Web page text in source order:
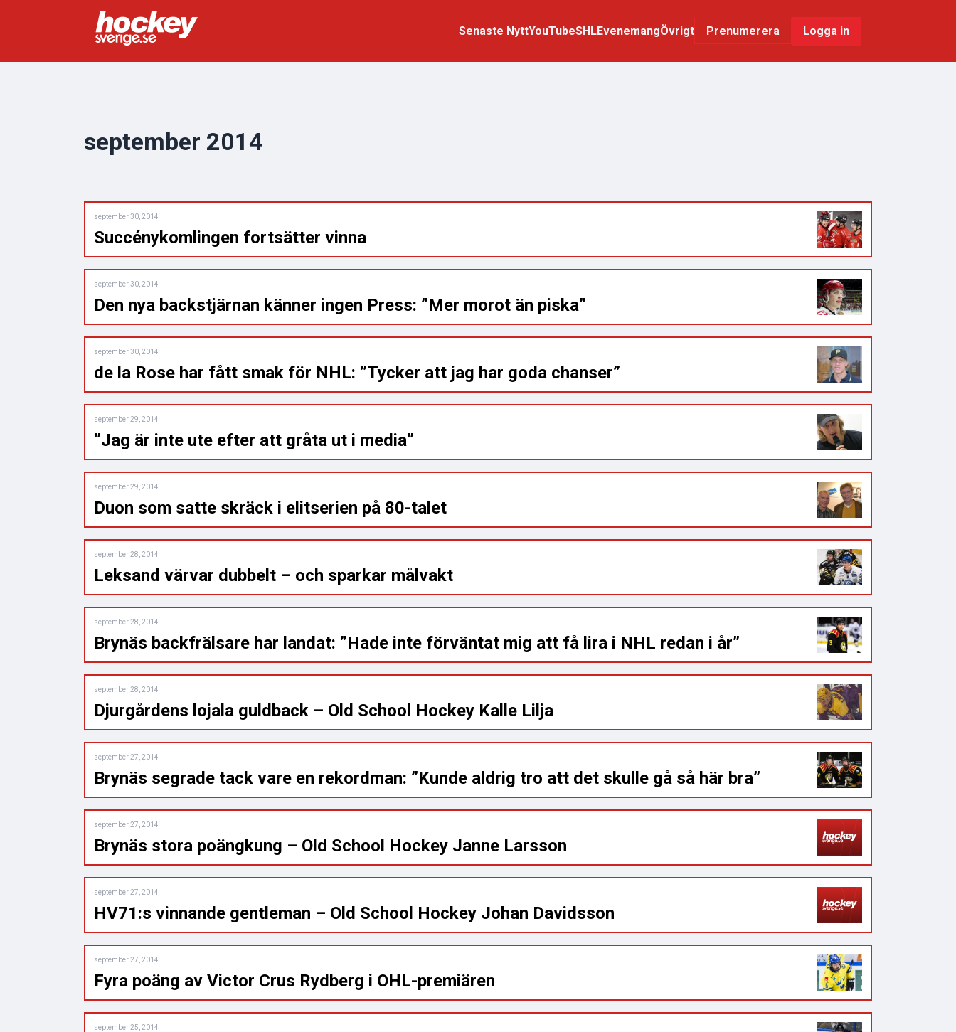
Senaste NyttYouTubeSHLEvenemangÖvrigt Prenumerera Logga in
september 2014
september 30, 2014
Succénykomlingen fortsätter vinna
september 30, 2014
Den nya backstjärnan känner ingen Press: ”Mer morot än piska”
september 30, 2014
de la Rose har fått smak för NHL: ”Tycker att jag har goda chanser”
september 29, 2014
”Jag är inte ute efter att gråta ut i media”
september 29, 2014
Duon som satte skräck i elitserien på 80-talet
september 28, 2014
Leksand värvar dubbelt – och sparkar målvakt
september 28, 2014
Brynäs backfrälsare har landat: ”Hade inte förväntat mig att få lira i NHL redan i år”
september 28, 2014
Djurgårdens lojala guldback – Old School Hockey Kalle Lilja
september 27, 2014
Brynäs segrade tack vare en rekordman: ”Kunde aldrig tro att det skulle gå så här bra”
september 27, 2014
Brynäs stora poängkung – Old School Hockey Janne Larsson
september 27, 2014
HV71:s vinnande gentleman – Old School Hockey Johan Davidsson
september 27, 2014
Fyra poäng av Victor Crus Rydberg i OHL-premiären
september 25, 2014